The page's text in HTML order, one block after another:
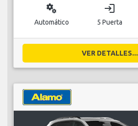
miscellaneous_services
Automático
login
5 Puerta
VER DETALLES...